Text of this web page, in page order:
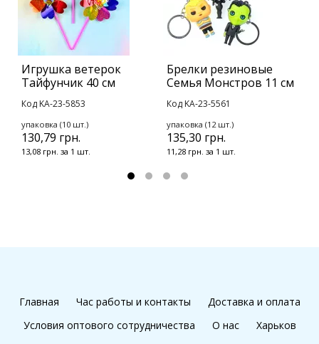
Игрушка ветерок
Тайфунчик 40 см
Код KA-23-5853
упаковка (10 шт.)
130,79 грн.
13,08 грн. за 1 шт.
Брелки резиновые
Семья Монстров 11 см
Код KA-23-5561
упаковка (12 шт.)
135,30 грн.
11,28 грн. за 1 шт.
Главная Час работы и контакты
Доставка и оплата
Условия оптового сотрудничества
О нас
Харьков